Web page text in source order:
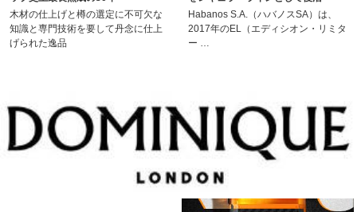
木材の仕上げと樽の選定に不可欠な
知識と専門技術を要して丹念に仕上
げられた逸品
Habanos S.A.（ハバノスSA）は、
2017年のEL（エディシオン・リミタ
ー …